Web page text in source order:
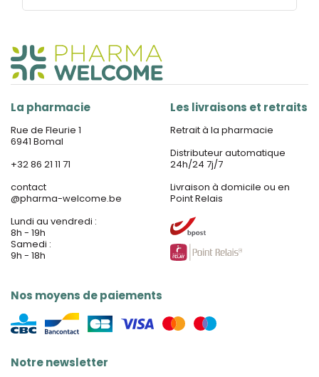
La pharmacie
Rue de Fleurie 1
6941 Bomal
+32 86 21 11 71
contact
@pharma-welcome.be
Lundi au vendredi :
8h - 19h
Samedi :
9h - 18h
Nos moyens de paiements
Les livraisons et retraits
Retrait à la pharmacie
Distributeur automatique
24h/24 7j/7
Livraison à domicile ou en
Point Relais
Notre newsletter